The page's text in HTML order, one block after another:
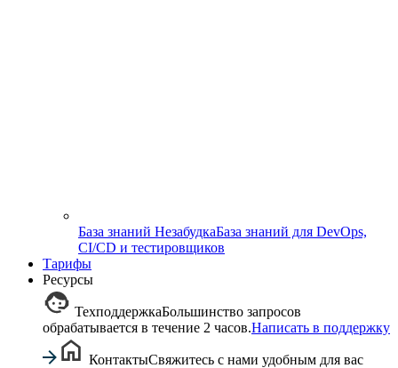
База знаний НезабудкаБаза знаний для DevOps,
CI/CD и тестировщиков
Тарифы
Ресурсы
ТехподдержкаБольшинство запросов
обрабатывается в течение 2 часов.Написать в поддержку
КонтактыСвяжитесь с нами удобным для вас